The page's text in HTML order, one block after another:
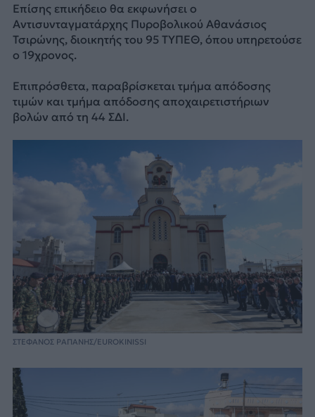
Επίσης επικήδειο θα εκφωνήσει ο
Αντισυνταγματάρχης Πυροβολικού Αθανάσιος
Τσιρώνης, διοικητής του 95 ΤΥΠΕΘ, όπου υπηρετούσε
ο 19χρονος.
Επιπρόσθετα, παραβρίσκεται τμήμα απόδοσης
τιμών και τμήμα απόδοσης αποχαιρετιστήριων
βολών από τη 44 ΣΔΙ.
ΣΤΕΦΑΝΟΣ ΡΑΠΑΝΗΣ/EUROKINISSI